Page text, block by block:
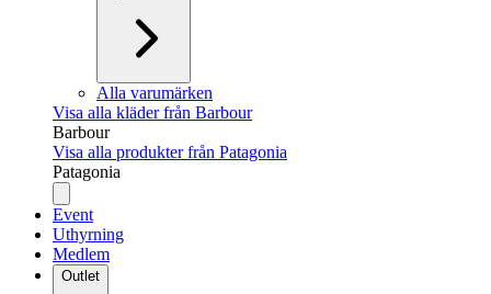
Alla varumärken
Visa alla kläder från Barbour
Barbour
Visa alla produkter från Patagonia
Patagonia
Event
Uthyrning
Medlem
Outlet